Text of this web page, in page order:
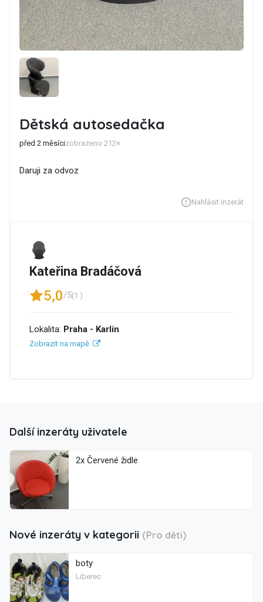
Dětská autosedačka
před 2 měsícizobrazeno 212×
Daruji za odvoz
Nahlásit inzerát
Kateřina Bradáčová
5,0/5(1 )
Lokalita: Praha - Karlín
Zobrazit na mapě
Další inzeráty uživatele
2x Červené židle
Nové inzeráty v kategorii (Pro děti)
boty
Liberec